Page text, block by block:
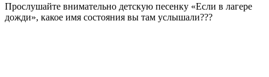
Прослушайте внимательно детскую песенку «Если в лагере
дожди», какое имя состояния вы там услышали???